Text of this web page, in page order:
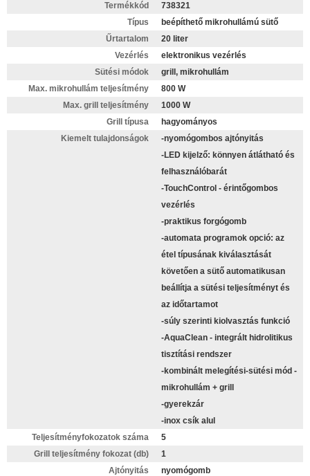
Termékkód
738321
Típus
beépíthető mikrohullámú sütő
Űrtartalom
20 liter
Vezérlés
elektronikus vezérlés
Sütési módok
grill, mikrohullám
Max. mikrohullám teljesítmény
800 W
Max. grill teljesítmény
1000 W
Grill típusa
hagyományos
Kiemelt tulajdonságok
-nyomógombos ajtónyitás
-LED kijelző: könnyen átlátható és
felhasználóbarát
-TouchControl - érintőgombos
vezérlés
-praktikus forgógomb
-automata programok opció: az
étel típusának kiválasztását
követően a sütő automatikusan
beállítja a sütési teljesítményt és
az időtartamot
-súly szerinti kiolvasztás funkció
-AquaClean - integrált hidrolitikus
tisztítási rendszer
-kombinált melegítési-sütési mód -
mikrohullám + grill
-gyerekzár
-inox csík alul
Teljesítményfokozatok száma
5
Grill teljesítmény fokozat (db)
1
Ajtónyitás
nyomógomb